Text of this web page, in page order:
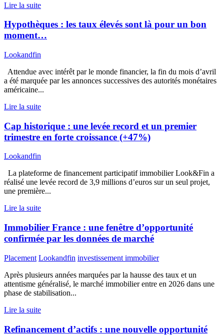
Lire la suite
Hypothèques : les taux élevés sont là pour un bon
moment…
Lookandfin
Attendue avec intérêt par le monde financier, la fin du mois d’avril
a été marquée par les annonces successives des autorités monétaires
américaine...
Lire la suite
Cap historique : une levée record et un premier
trimestre en forte croissance (+47%)
Lookandfin
La plateforme de financement participatif immobilier Look&Fin a
réalisé une levée record de 3,9 millions d’euros sur un seul projet,
une première...
Lire la suite
Immobilier France : une fenêtre d’opportunité
confirmée par les données de marché
Placement Lookandfin investissement immobilier
Après plusieurs années marquées par la hausse des taux et un
attentisme généralisé, le marché immobilier entre en 2026 dans une
phase de stabilisation...
Lire la suite
Refinancement d’actifs : une nouvelle opportunité